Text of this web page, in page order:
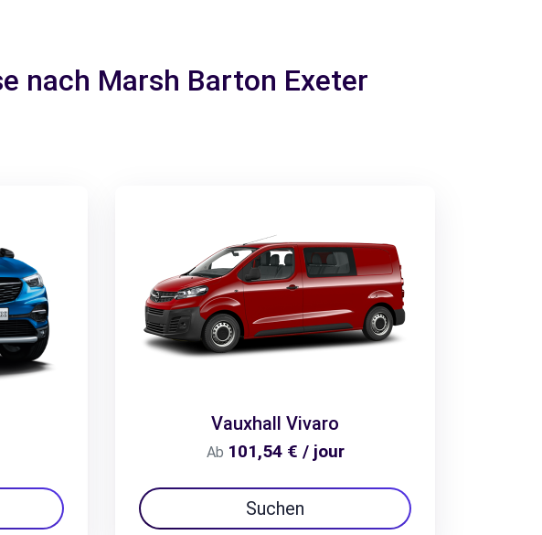
nach Marsh Barton Exeter
Vauxhall Vivaro
Ab 101,54 € / jour
Suchen